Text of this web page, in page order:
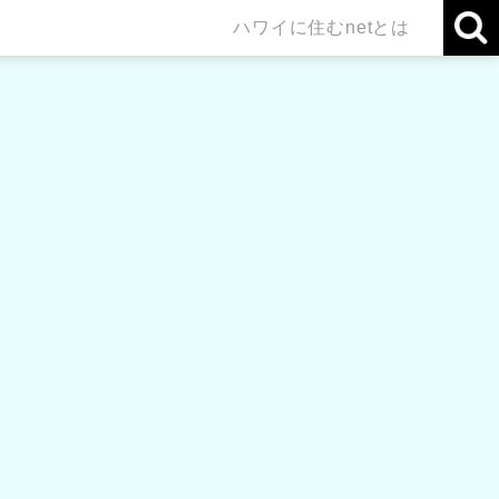
ハワイに住むnetとは